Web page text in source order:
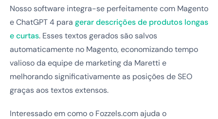
Nosso software integra-se perfeitamente com Magento
e ChatGPT 4 para gerar descrições de produtos longas
e curtas. Esses textos gerados são salvos
automaticamente no Magento, economizando tempo
valioso da equipe de marketing da Maretti e
melhorando significativamente as posições de SEO
graças aos textos extensos.
Interessado em como o Fozzels.com ajuda o